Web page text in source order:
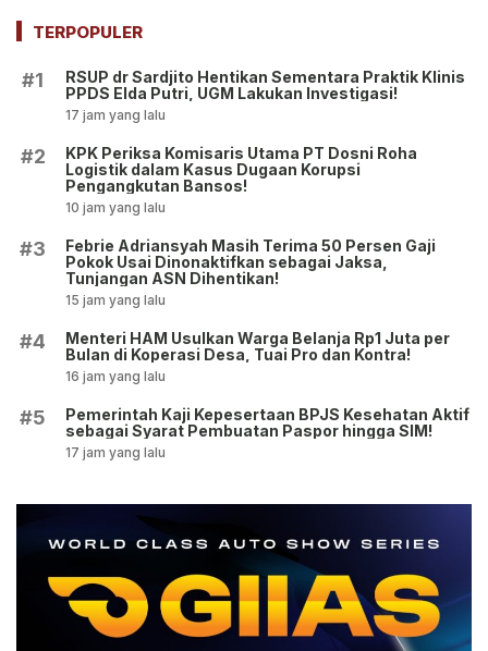
ASN Dihentikan!
TERPOPULER
#1
RSUP dr Sardjito Hentikan Sementara Praktik Klinis
PPDS Elda Putri, UGM Lakukan Investigasi!
17 jam yang lalu
#2
KPK Periksa Komisaris Utama PT Dosni Roha
Logistik dalam Kasus Dugaan Korupsi
Pengangkutan Bansos!
10 jam yang lalu
#3
Febrie Adriansyah Masih Terima 50 Persen Gaji
Pokok Usai Dinonaktifkan sebagai Jaksa,
Tunjangan ASN Dihentikan!
15 jam yang lalu
#4
Menteri HAM Usulkan Warga Belanja Rp1 Juta per
Bulan di Koperasi Desa, Tuai Pro dan Kontra!
16 jam yang lalu
#5
Pemerintah Kaji Kepesertaan BPJS Kesehatan Aktif
sebagai Syarat Pembuatan Paspor hingga SIM!
17 jam yang lalu